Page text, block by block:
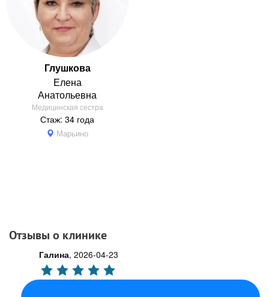
Глушкова
Елена
Анатольевна
Медицинская сестра
Стаж: 34 года
Марьино
Отзывы о клинике
Галина, 2026-04-23